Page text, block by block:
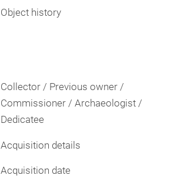
Object history
Collector / Previous owner /
Commissioner / Archaeologist /
Dedicatee
Acquisition details
Acquisition date